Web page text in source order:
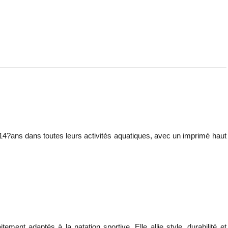
dans toutes leurs activités aquatiques, avec un imprimé haut